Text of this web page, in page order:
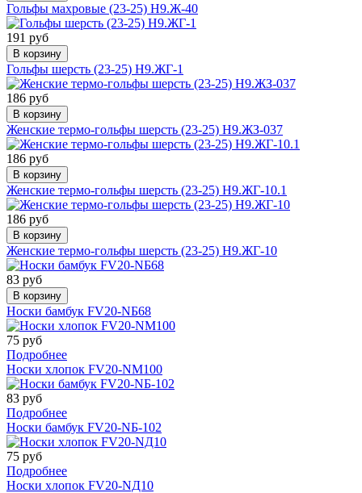
Гольфы махровые (23-25) Н9.Ж-40
191 руб
В корзину
Гольфы шерсть (23-25) Н9.ЖГ-1
186 руб
В корзину
Женские термо-гольфы шерсть (23-25) Н9.ЖЗ-037
186 руб
В корзину
Женские термо-гольфы шерсть (23-25) Н9.ЖГ-10.1
186 руб
В корзину
Женские термо-гольфы шерсть (23-25) Н9.ЖГ-10
83 руб
В корзину
Носки бамбук FV20-NБ68
75 руб
Подробнее
Носки хлопок FV20-NМ100
83 руб
Подробнее
Носки бамбук FV20-NБ-102
75 руб
Подробнее
Носки хлопок FV20-NД10